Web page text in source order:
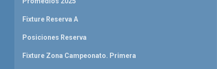
Fixture Reserva A
Posiciones Reserva
Fixture Zona Campeonato. Primera